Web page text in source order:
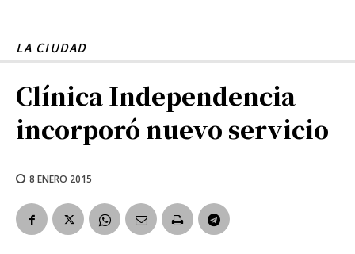
LA CIUDAD
Clínica Independencia
incorporó nuevo servicio
8 ENERO 2015